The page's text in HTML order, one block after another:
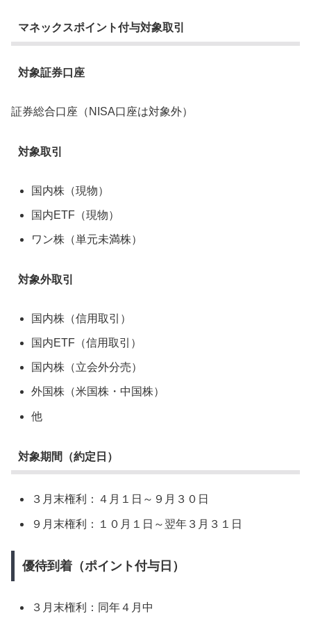
マネックスポイント付与対象取引
対象証券口座
証券総合口座（NISA口座は対象外）
対象取引
国内株（現物）
国内ETF（現物）
ワン株（単元未満株）
対象外取引
国内株（信用取引）
国内ETF（信用取引）
国内株（立会外分売）
外国株（米国株・中国株）
他
対象期間（約定日）
３月末権利：４月１日～９月３０日
９月末権利：１０月１日～翌年３月３１日
優待到着（ポイント付与日）
３月末権利：同年４月中